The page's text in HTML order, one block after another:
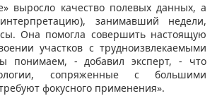
выросло качество полевых данных, а
занимавший недели,
Она помогла совершить настоящую
участков с трудноизвлекаемыми
понимаем, - добавил эксперт, - что
сопряженные с большими
фокусного применения».